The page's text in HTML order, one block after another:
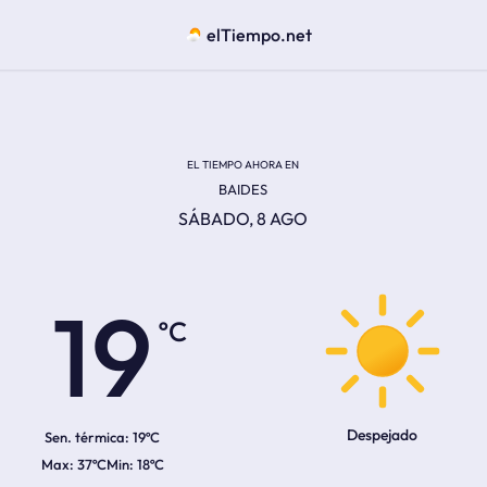
elTiempo.net
EL TIEMPO AHORA EN
BAIDES
SÁBADO, 8 AGO
19
Sen. térmica: 19ºC
37ºC 18ºC
Despejado